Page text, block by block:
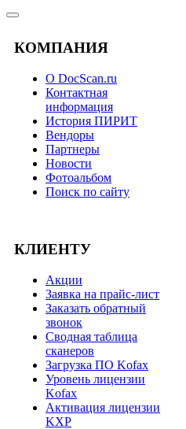
КОМПАНИЯ
О DocScan.ru
Контактная
информация
История ПИРИТ
Вендоры
Партнеры
Новости
Фотоальбом
Поиск по сайту
КЛИЕНТУ
Акции
Заявка на прайс-лист
Заказать обратный
звонок
Сводная таблица
сканеров
Загрузка ПО Kofax
Уровень лицензии
Kofax
Активация лицензии
KXP